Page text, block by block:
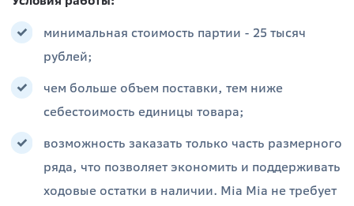
минимальная стоимость партии - 25 тысяч
рублей;
чем больше объем поставки, тем ниже
себестоимость единицы товара;
возможность заказать только часть размерного
ряда, что позволяет экономить и поддерживать
ходовые остатки в наличии. Mia Mia не требует